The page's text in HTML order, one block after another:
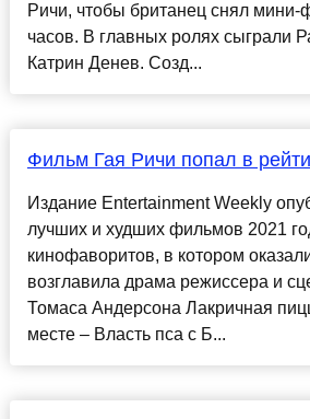
Ричи, чтобы британец снял
часов. В главных ролях сыграли
Катрин Денев. Cозд...
Фильм Гая Ричи попал в
Издание Entertainment Weekly
лучших и худших фильмов 2021
кинофаворитов, в котором
возглавила драма режиссера и
Томаса Андерсона Лакричная
месте – Власть пса с Б...